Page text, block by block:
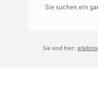
Sie suchen ein
Sie sind hier: